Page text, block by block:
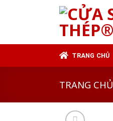
TRANG CHỦ
TRANG CHỦ